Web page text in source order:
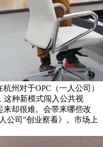
州对于OPC（一人公司）
这种新模式闯入公共视
来却很难。会带来哪些改
公司”创业察看》。市场上